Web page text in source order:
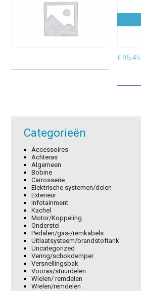
€95,45
Categorieën
Accessoires
Achteras
Algemeen
Bobine
Carrosserie
Elektrische systemen/delen
Exterieur
Infotainment
Kachel
Motor/Koppeling
Onderstel
Pedalen/gas-/remkabels
Uitlaatsysteem/brandstoftank
Uncategorized
Vering/schokdemper
Versnellingsbak
Vooras/stuurdelen
Wielen/ remdelen
Wielen/remdelen